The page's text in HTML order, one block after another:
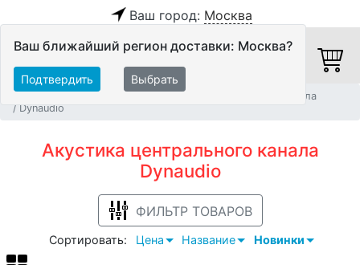
Ваш город: Москва
Ваш ближайший регион доставки: Москва?
Подтвердить Выбрать
АС центрального канала
Dynaudio
Акустика центрального канала
Dynaudio
ФИЛЬТР ТОВАРОВ
Сортировать: Цена Название Новинки